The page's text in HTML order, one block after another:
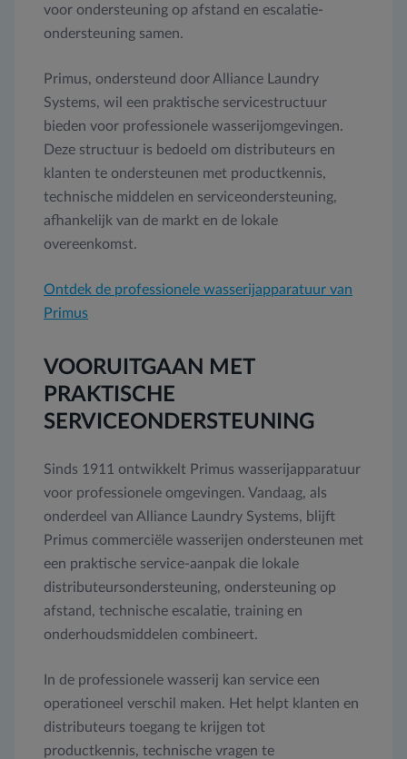
voor ondersteuning op afstand en escalatie-
ondersteuning samen.
Primus, ondersteund door Alliance Laundry
Systems, wil een praktische servicestructuur
bieden voor professionele wasserijomgevingen.
Deze structuur is bedoeld om distributeurs en
klanten te ondersteunen met productkennis,
technische middelen en serviceondersteuning,
afhankelijk van de markt en de lokale
overeenkomst.
Ontdek de professionele wasserijapparatuur van
Primus
VOORUITGAAN MET
PRAKTISCHE
SERVICEONDERSTEUNING
Sinds 1911 ontwikkelt Primus wasserijapparatuur
voor professionele omgevingen. Vandaag, als
onderdeel van Alliance Laundry Systems, blijft
Primus commerciële wasserijen ondersteunen met
een praktische service-aanpak die lokale
distributeursondersteuning, ondersteuning op
afstand, technische escalatie, training en
onderhoudsmiddelen combineert.
In de professionele wasserij kan service een
operationeel verschil maken. Het helpt klanten en
distributeurs toegang te krijgen tot
productkennis, technische vragen te